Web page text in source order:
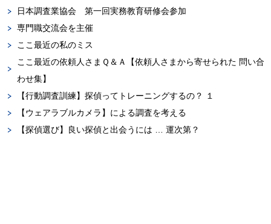
日本調査業協会 第一回実務教育研修会参加
専門職交流会を主催
ここ最近の私のミス
ここ最近の依頼人さまＱ＆Ａ【依頼人さまから寄せられた 問い合
わせ集】
【行動調査訓練】探偵ってトレーニングするの？ １
【ウェアラブルカメラ】による調査を考える
【探偵選び】良い探偵と出会うには … 運次第？